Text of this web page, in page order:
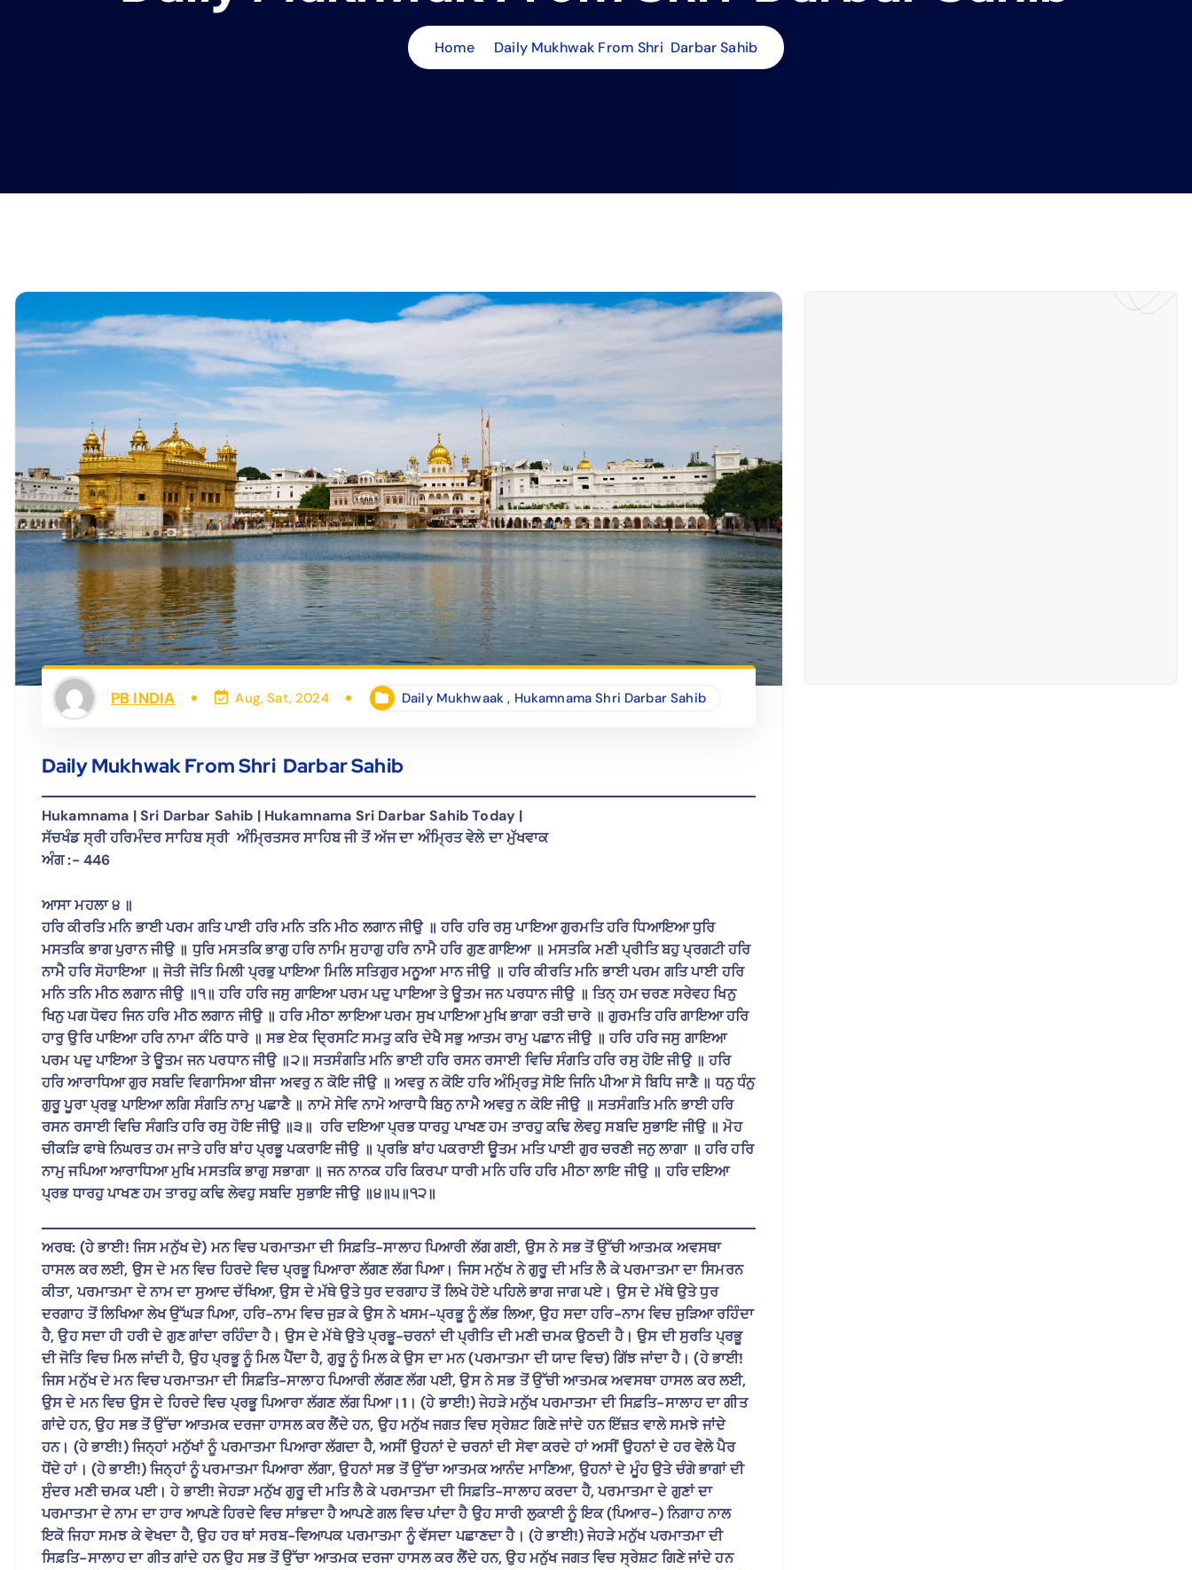
Home Daily Mukhwak From Shri Darbar Sahib
PB INDIA Aug, Sat, 2024 Daily Mukhwaak , Hukamnama Shri Darbar Sahib
Daily Mukhwak From Shri Darbar Sahib
Hukamnama | Sri Darbar Sahib | Hukamnama Sri Darbar Sahib Today |
ਸੱਚਖੰਡ ਸ੍ਰੀ ਹਰਿਮੰਦਰ ਸਾਹਿਬ ਸ੍ਰੀ ਅੰਮ੍ਰਿਤਸਰ ਸਾਹਿਬ ਜੀ ਤੋਂ ਅੱਜ ਦਾ ਅੰਮ੍ਰਿਤ ਵੇਲੇ ਦਾ ਮੁੱਖਵਾਕ
ਅੰਗ :- 446
ਆਸਾ ਮਹਲਾ ੪ ॥
ਹਰਿ ਕੀਰਤਿ ਮਨਿ ਭਾਈ ਪਰਮ ਗਤਿ ਪਾਈ ਹਰਿ ਮਨਿ ਤਨਿ ਮੀਠ ਲਗਾਨ ਜੀਉ ॥ ਹਰਿ ਹਰਿ ਰਸੁ ਪਾਇਆ ਗੁਰਮਤਿ ਹਰਿ ਧਿਆਇਆ ਧੁਰਿ
ਮਸਤਕਿ ਭਾਗ ਪੁਰਾਨ ਜੀਉ ॥ ਧੁਰਿ ਮਸਤਕਿ ਭਾਗੁ ਹਰਿ ਨਾਮਿ ਸੁਹਾਗੁ ਹਰਿ ਨਾਮੈ ਹਰਿ ਗੁਣ ਗਾਇਆ ॥ ਮਸਤਕਿ ਮਣੀ ਪ੍ਰੀਤਿ ਬਹੁ ਪ੍ਰਗਟੀ ਹਰਿ
ਨਾਮੈ ਹਰਿ ਸੋਹਾਇਆ ॥ ਜੋਤੀ ਜੋਤਿ ਮਿਲੀ ਪ੍ਰਭੁ ਪਾਇਆ ਮਿਲਿ ਸਤਿਗੁਰ ਮਨੂਆ ਮਾਨ ਜੀਉ ॥ ਹਰਿ ਕੀਰਤਿ ਮਨਿ ਭਾਈ ਪਰਮ ਗਤਿ ਪਾਈ ਹਰਿ
ਮਨਿ ਤਨਿ ਮੀਠ ਲਗਾਨ ਜੀਉ ॥੧॥ ਹਰਿ ਹਰਿ ਜਸੁ ਗਾਇਆ ਪਰਮ ਪਦੁ ਪਾਇਆ ਤੇ ਊਤਮ ਜਨ ਪਰਧਾਨ ਜੀਉ ॥ ਤਿਨੑ ਹਮ ਚਰਣ ਸਰੇਵਹ ਖਿਨੁ
ਖਿਨੁ ਪਗ ਧੋਵਹ ਜਿਨ ਹਰਿ ਮੀਠ ਲਗਾਨ ਜੀਉ ॥ ਹਰਿ ਮੀਠਾ ਲਾਇਆ ਪਰਮ ਸੁਖ ਪਾਇਆ ਮੁਖਿ ਭਾਗਾ ਰਤੀ ਚਾਰੇ ॥ ਗੁਰਮਤਿ ਹਰਿ ਗਾਇਆ ਹਰਿ
ਹਾਰੁ ਉਰਿ ਪਾਇਆ ਹਰਿ ਨਾਮਾ ਕੰਠਿ ਧਾਰੇ ॥ ਸਭ ਏਕ ਦ੍ਰਿਸਟਿ ਸਮਤੁ ਕਰਿ ਦੇਖੈ ਸਭੁ ਆਤਮ ਰਾਮੁ ਪਛਾਨ ਜੀਉ ॥ ਹਰਿ ਹਰਿ ਜਸੁ ਗਾਇਆ
ਪਰਮ ਪਦੁ ਪਾਇਆ ਤੇ ਊਤਮ ਜਨ ਪਰਧਾਨ ਜੀਉ ॥੨॥ ਸਤਸੰਗਤਿ ਮਨਿ ਭਾਈ ਹਰਿ ਰਸਨ ਰਸਾਈ ਵਿਚਿ ਸੰਗਤਿ ਹਰਿ ਰਸੁ ਹੋਇ ਜੀਉ ॥ ਹਰਿ
ਹਰਿ ਆਰਾਧਿਆ ਗੁਰ ਸਬਦਿ ਵਿਗਾਸਿਆ ਬੀਜਾ ਅਵਰੁ ਨ ਕੋਇ ਜੀਉ ॥ ਅਵਰੁ ਨ ਕੋਇ ਹਰਿ ਅੰਮ੍ਰਿਤੁ ਸੋਇ ਜਿਨਿ ਪੀਆ ਸੋ ਬਿਧਿ ਜਾਣੈ ॥ ਧਨੁ ਧੰਨੁ
ਗੁਰੂ ਪੂਰਾ ਪ੍ਰਭੁ ਪਾਇਆ ਲਗਿ ਸੰਗਤਿ ਨਾਮੁ ਪਛਾਣੈ ॥ ਨਾਮੋ ਸੇਵਿ ਨਾਮੋ ਆਰਾਧੈ ਬਿਨੁ ਨਾਮੈ ਅਵਰੁ ਨ ਕੋਇ ਜੀਉ ॥ ਸਤਸੰਗਤਿ ਮਨਿ ਭਾਈ ਹਰਿ
ਰਸਨ ਰਸਾਈ ਵਿਚਿ ਸੰਗਤਿ ਹਰਿ ਰਸੁ ਹੋਇ ਜੀਉ ॥੩॥ ਹਰਿ ਦਇਆ ਪ੍ਰਭ ਧਾਰਹੁ ਪਾਖਣ ਹਮ ਤਾਰਹੁ ਕਢਿ ਲੇਵਹੁ ਸਬਦਿ ਸੁਭਾਇ ਜੀਉ ॥ ਮੋਹ
ਚੀਕੜਿ ਫਾਥੇ ਨਿਘਰਤ ਹਮ ਜਾਤੇ ਹਰਿ ਬਾਂਹ ਪ੍ਰਭੂ ਪਕਰਾਇ ਜੀਉ ॥ ਪ੍ਰਭਿ ਬਾਂਹ ਪਕਰਾਈ ਊਤਮ ਮਤਿ ਪਾਈ ਗੁਰ ਚਰਣੀ ਜਨੁ ਲਾਗਾ ॥ ਹਰਿ ਹਰਿ
ਨਾਮੁ ਜਪਿਆ ਆਰਾਧਿਆ ਮੁਖਿ ਮਸਤਕਿ ਭਾਗੁ ਸਭਾਗਾ ॥ ਜਨ ਨਾਨਕ ਹਰਿ ਕਿਰਪਾ ਧਾਰੀ ਮਨਿ ਹਰਿ ਹਰਿ ਮੀਠਾ ਲਾਇ ਜੀਉ ॥ ਹਰਿ ਦਇਆ
ਪ੍ਰਭ ਧਾਰਹੁ ਪਾਖਣ ਹਮ ਤਾਰਹੁ ਕਢਿ ਲੇਵਹੁ ਸਬਦਿ ਸੁਭਾਇ ਜੀਉ ॥੪॥੫॥੧੨॥
ਅਰਥ: (ਹੇ ਭਾਈ! ਜਿਸ ਮਨੁੱਖ ਦੇ) ਮਨ ਵਿਚ ਪਰਮਾਤਮਾ ਦੀ ਸਿਫ਼ਤਿ-ਸਾਲਾਹ ਪਿਆਰੀ ਲੱਗ ਗਈ, ਉਸ ਨੇ ਸਭ ਤੋਂ ਉੱਚੀ ਆਤਮਕ ਅਵਸਥਾ
ਹਾਸਲ ਕਰ ਲਈ, ਉਸ ਦੇ ਮਨ ਵਿਚ ਹਿਰਦੇ ਵਿਚ ਪ੍ਰਭੂ ਪਿਆਰਾ ਲੱਗਣ ਲੱਗ ਪਿਆ। ਜਿਸ ਮਨੁੱਖ ਨੇ ਗੁਰੂ ਦੀ ਮਤਿ ਲੈ ਕੇ ਪਰਮਾਤਮਾ ਦਾ ਸਿਮਰਨ
ਕੀਤਾ, ਪਰਮਾਤਮਾ ਦੇ ਨਾਮ ਦਾ ਸੁਆਦ ਚੱਖਿਆ, ਉਸ ਦੇ ਮੱਥੇ ਉਤੇ ਧੁਰ ਦਰਗਾਹ ਤੋਂ ਲਿਖੇ ਹੋਏ ਪਹਿਲੇ ਭਾਗ ਜਾਗ ਪਏ। ਉਸ ਦੇ ਮੱਥੇ ਉਤੇ ਧੁਰ
ਦਰਗਾਹ ਤੋਂ ਲਿਖਿਆ ਲੇਖ ਉੱਘੜ ਪਿਆ, ਹਰਿ-ਨਾਮ ਵਿਚ ਜੁੜ ਕੇ ਉਸ ਨੇ ਖਸਮ-ਪ੍ਰਭੂ ਨੂੰ ਲੱਭ ਲਿਆ, ਉਹ ਸਦਾ ਹਰਿ-ਨਾਮ ਵਿਚ ਜੁੜਿਆ ਰਹਿੰਦਾ
ਹੈ, ਉਹ ਸਦਾ ਹੀ ਹਰੀ ਦੇ ਗੁਣ ਗਾਂਦਾ ਰਹਿੰਦਾ ਹੈ। ਉਸ ਦੇ ਮੱਥੇ ਉਤੇ ਪ੍ਰਭੂ-ਚਰਨਾਂ ਦੀ ਪ੍ਰੀਤਿ ਦੀ ਮਣੀ ਚਮਕ ਉਠਦੀ ਹੈ। ਉਸ ਦੀ ਸੁਰਤਿ ਪ੍ਰਭੂ
ਦੀ ਜੋਤਿ ਵਿਚ ਮਿਲ ਜਾਂਦੀ ਹੈ, ਉਹ ਪ੍ਰਭੂ ਨੂੰ ਮਿਲ ਪੈਂਦਾ ਹੈ, ਗੁਰੂ ਨੂੰ ਮਿਲ ਕੇ ਉਸ ਦਾ ਮਨ (ਪਰਮਾਤਮਾ ਦੀ ਯਾਦ ਵਿਚ) ਗਿੱਝ ਜਾਂਦਾ ਹੈ। (ਹੇ ਭਾਈ!
ਜਿਸ ਮਨੁੱਖ ਦੇ ਮਨ ਵਿਚ ਪਰਮਾਤਮਾ ਦੀ ਸਿਫ਼ਤਿ-ਸਾਲਾਹ ਪਿਆਰੀ ਲੱਗਣ ਲੱਗ ਪਈ, ਉਸ ਨੇ ਸਭ ਤੋਂ ਉੱਚੀ ਆਤਮਕ ਅਵਸਥਾ ਹਾਸਲ ਕਰ ਲਈ,
ਉਸ ਦੇ ਮਨ ਵਿਚ ਉਸ ਦੇ ਹਿਰਦੇ ਵਿਚ ਪ੍ਰਭੂ ਪਿਆਰਾ ਲੱਗਣ ਲੱਗ ਪਿਆ।1। (ਹੇ ਭਾਈ!) ਜੇਹੜੇ ਮਨੁੱਖ ਪਰਮਾਤਮਾ ਦੀ ਸਿਫ਼ਤਿ-ਸਾਲਾਹ ਦਾ ਗੀਤ
ਗਾਂਦੇ ਹਨ, ਉਹ ਸਭ ਤੋਂ ਉੱਚਾ ਆਤਮਕ ਦਰਜਾ ਹਾਸਲ ਕਰ ਲੈਂਦੇ ਹਨ, ਉਹ ਮਨੁੱਖ ਜਗਤ ਵਿਚ ਸ੍ਰੇਸ਼ਟ ਗਿਣੇ ਜਾਂਦੇ ਹਨ ਇੱਜ਼ਤ ਵਾਲੇ ਸਮਝੇ ਜਾਂਦੇ
ਹਨ। (ਹੇ ਭਾਈ!) ਜਿਨ੍ਹਾਂ ਮਨੁੱਖਾਂ ਨੂੰ ਪਰਮਾਤਮਾ ਪਿਆਰਾ ਲੱਗਦਾ ਹੈ, ਅਸੀਂ ਉਹਨਾਂ ਦੇ ਚਰਨਾਂ ਦੀ ਸੇਵਾ ਕਰਦੇ ਹਾਂ ਅਸੀਂ ਉਹਨਾਂ ਦੇ ਹਰ ਵੇਲੇ ਪੈਰ
ਧੋਂਦੇ ਹਾਂ। (ਹੇ ਭਾਈ!) ਜਿਨ੍ਹਾਂ ਨੂੰ ਪਰਮਾਤਮਾ ਪਿਆਰਾ ਲੱਗਾ, ਉਹਨਾਂ ਸਭ ਤੋਂ ਉੱਚਾ ਆਤਮਕ ਆਨੰਦ ਮਾਣਿਆ, ਉਹਨਾਂ ਦੇ ਮੂੰਹ ਉਤੇ ਚੰਗੇ ਭਾਗਾਂ ਦੀ
ਸੁੰਦਰ ਮਣੀ ਚਮਕ ਪਈ। ਹੇ ਭਾਈ! ਜੇਹੜਾ ਮਨੁੱਖ ਗੁਰੂ ਦੀ ਮਤਿ ਲੈ ਕੇ ਪਰਮਾਤਮਾ ਦੀ ਸਿਫ਼ਤਿ-ਸਾਲਾਹ ਕਰਦਾ ਹੈ, ਪਰਮਾਤਮਾ ਦੇ ਗੁਣਾਂ ਦਾ
ਪਰਮਾਤਮਾ ਦੇ ਨਾਮ ਦਾ ਹਾਰ ਆਪਣੇ ਹਿਰਦੇ ਵਿਚ ਸਾਂਭਦਾ ਹੈ ਆਪਣੇ ਗਲ ਵਿਚ ਪਾਂਦਾ ਹੈ ਉਹ ਸਾਰੀ ਲੁਕਾਈ ਨੂੰ ਇਕ (ਪਿਆਰ-) ਨਿਗਾਹ ਨਾਲ
ਇਕੋ ਜਿਹਾ ਸਮਝ ਕੇ ਵੇਖਦਾ ਹੈ, ਉਹ ਹਰ ਥਾਂ ਸਰਬ-ਵਿਆਪਕ ਪਰਮਾਤਮਾ ਨੂੰ ਵੱਸਦਾ ਪਛਾਣਦਾ ਹੈ। (ਹੇ ਭਾਈ!) ਜੇਹੜੇ ਮਨੁੱਖ ਪਰਮਾਤਮਾ ਦੀ
ਸਿਫ਼ਤਿ-ਸਾਲਾਹ ਦਾ ਗੀਤ ਗਾਂਦੇ ਹਨ ਉਹ ਸਭ ਤੋਂ ਉੱਚਾ ਆਤਮਕ ਦਰਜਾ ਹਾਸਲ ਕਰ ਲੈਂਦੇ ਹਨ, ਉਹ ਮਨੁੱਖ ਜਗਤ ਵਿਚ ਸ੍ਰੇਸ਼ਟ ਗਿਣੇ ਜਾਂਦੇ ਹਨ